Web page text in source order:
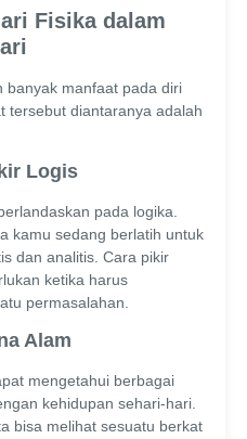
Fisika dalam
banyak manfaat pada diri
tersebut diantaranya adalah
Logis
pada logika.
kamu sedang berlatih untuk
dan analitis. Cara pikir
ketika harus
permasalahan.
Alam
mengetahui berbagai
kehidupan sehari-hari.
bisa melihat sesuatu berkat